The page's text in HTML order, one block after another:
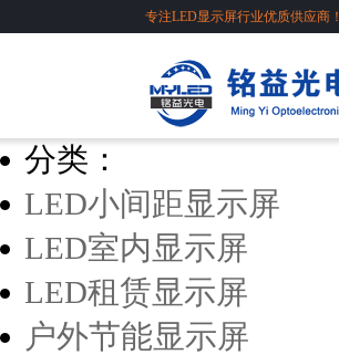
专注LED显示屏行业优质供应商！
分类：
LED小间距显示屏
LED室内显示屏
LED租赁显示屏
户外节能显示屏